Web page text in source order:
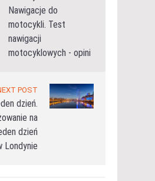
Nawigacje do
motocykli. Test
nawigacji
motocyklowych - opini
POST
dzień.
na
dzień
Londynie